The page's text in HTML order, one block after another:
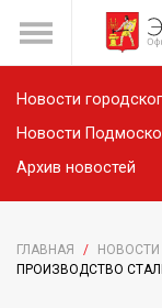
Новости
Новости
Архив новостей
ГЛАВНАЯ / НОВОСТИ
ПРОИЗВОДСТВО